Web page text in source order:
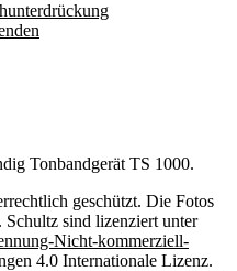
Tonbandgerät TS 1000.
geschützt. Die Fotos
sind lizenziert unter
Nicht-kommerziell-
4.0 Internationale Lizenz.